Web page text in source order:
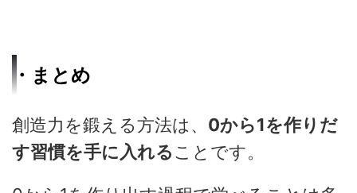
・まとめ
創造力を鍛える方法は、 0から1を作りだ
す習慣を手に入れることです。